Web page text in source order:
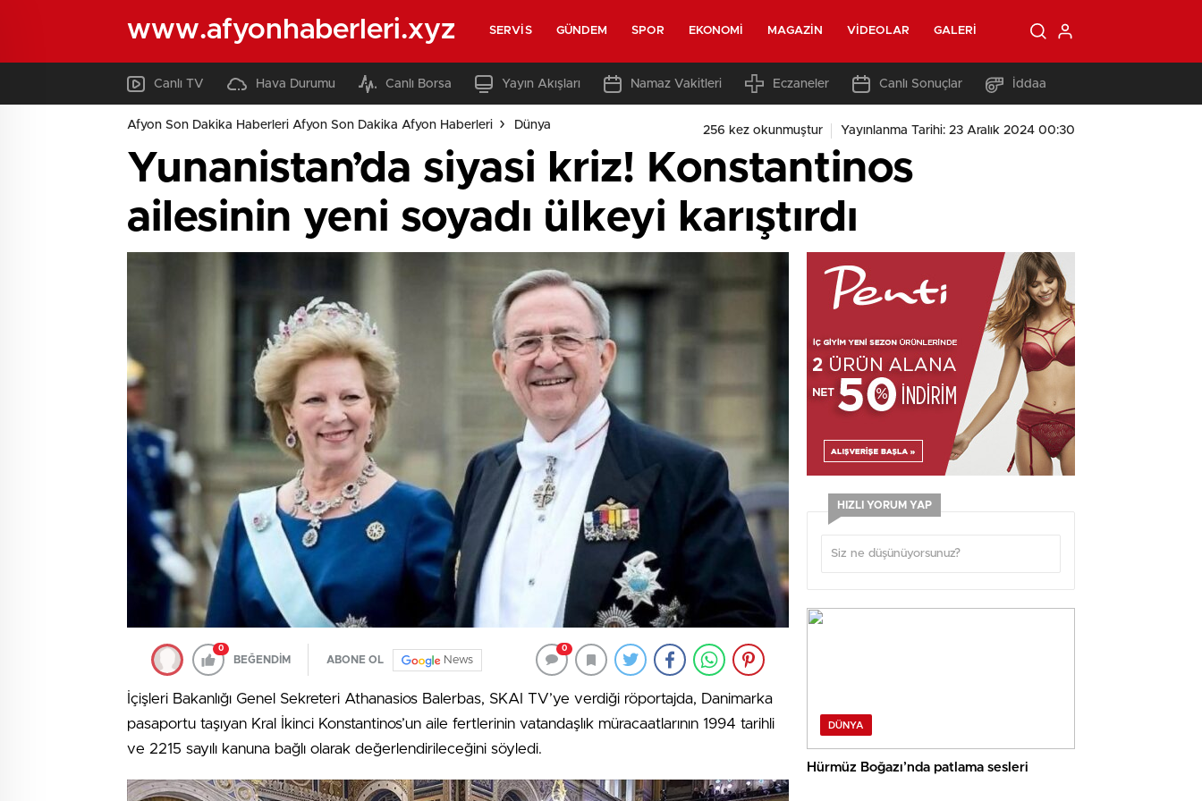
www.afyonhaberleri.xyz SERVIS GÜNDEM SPOR EKONOMI MAGAZIN VIDEOLAR GALERI
Canlı TV Hava Durumu Canlı Borsa Yayın Akışları Namaz Vakitleri Eczaneler Canlı Sonuçlar İddaa
Afyon Son Dakika Haberleri Afyon Son Dakika Afyon Haberleri Dünya 256 kez okunmuştur Yayınlanma Tarihi: 23 Aralık 2024 00:30
Yunanistan’da siyasi kriz! Konstantinos
ailesinin yeni soyadı ülkeyi karıştırdı
0
BEĞENDİM ABONE OL News
0
İçişleri Bakanlığı Genel Sekreteri Athanasios Balerbas, SKAI TV’ye verdiği röportajda, Danimarka
pasaportu taşıyan Kral İkinci Konstantinos’un aile fertlerinin vatandaşlık müracaatlarının 1994 tarihli
ve 2215 sayılı kanuna bağlı olarak değerlendirileceğini söyledi.
HIZLI YORUM YAP
DÜNYA
Hürmüz Boğazı’nda patlama sesleri